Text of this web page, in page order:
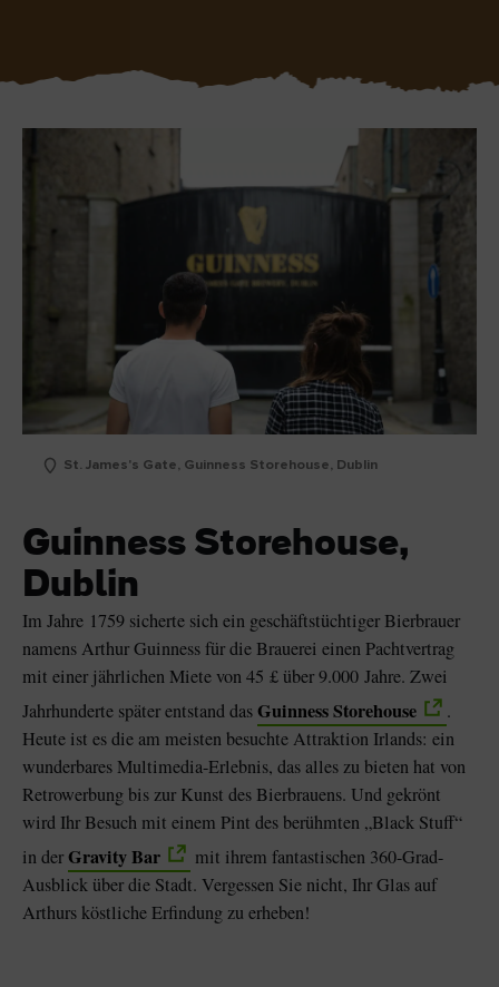
Der Blarney Stone im
Blarney Castle
Game of Thrones
Studiotour
St. James's Gate, Guinness Storehouse, Dublin
Guinness Storehouse,
Dublin
Im Jahre 1759 sicherte sich ein geschäftstüchtiger Bierbrauer
namens Arthur Guinness für die Brauerei einen Pachtvertrag
mit einer jährlichen Miete von 45 £ über 9.000 Jahre. Zwei
Jahrhunderte später entstand dasGuinness Storehouse
.
Heute ist es die am meisten besuchte Attraktion Irlands: ein
wunderbares Multimedia-Erlebnis, das alles zu bieten hat von
Retrowerbung bis zur Kunst des Bierbrauens. Und gekrönt
wird Ihr Besuch mit einem Pint des berühmten „Black Stuff“
in derGravity Bar
mit ihrem fantastischen 360-Grad-
Ausblick über die Stadt. Vergessen Sie nicht, Ihr Glas auf
Arthurs köstliche Erfindung zu erheben!